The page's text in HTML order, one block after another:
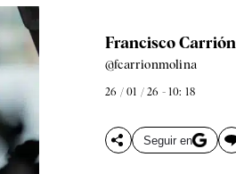
Francisco Carrión
@fcarrionmolina
26 / 01 / 26 - 10: 18
Seguir en